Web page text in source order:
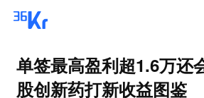
单签最高盈利超1.6万还
股创新药打新收益图鉴